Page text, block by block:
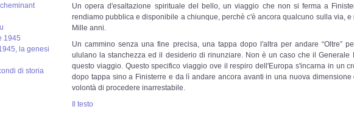
1945
la genesi
di storia
Un opera d'esaltazione spirituale del bello, un viaggio che non si ferma a
rendiamo pubblica e disponibile a chiunque, perchè c'è ancora qualcuno sulla via,
Mille anni.
Un cammino senza una fine precisa, una tappa dopo l'altra per andare “Oltre”
ululano la stanchezza ed il desiderio di rinunziare. Non è un caso che il
questo viaggio. Questo specifico viaggio ove il respiro dell'Europa s'incarna in un
dopo tappa sino a Finisterre e da lì andare ancora avanti in una nuova
volontà di procedere inarrestabile.
Il testo